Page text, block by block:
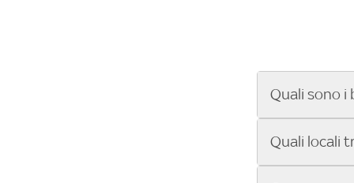
Quali sono i
Se cerchi un
ENILIVE, la
Quali locali